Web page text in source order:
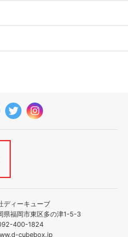
ディーキューブ
福岡市東区多の津1-5-3
400-1824
cubebox.jp